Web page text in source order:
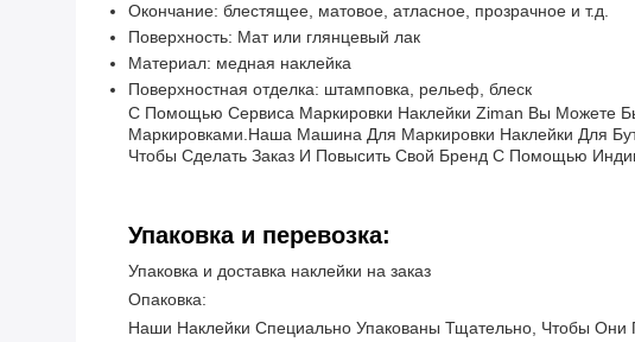
Окончание: блестящее, матовое, атласное, прозрачное и т.д.
Поверхность: Мат или глянцевый лак
Материал: медная наклейка
Поверхностная отделка: штамповка, рельеф, блеск
С Помощью Сервиса Маркировки Наклейки Ziman Вы Можете
Маркировками.Наша Машина Для Маркировки Наклейки Для
Чтобы Сделать Заказ И Повысить Свой Бренд С Помощью
Упаковка и перевозка:
Упаковка и доставка наклейки на заказ
Опаковка:
Наши Наклейки Специально Упакованы Тщательно, Чтобы